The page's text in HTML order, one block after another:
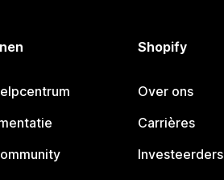
Shopify
Over ons
Carrières
Investeerders